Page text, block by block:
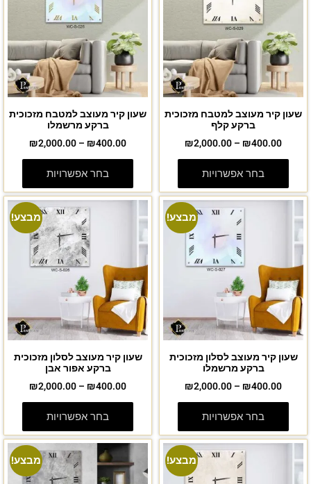
שעון קיר מעוצב למטבח מזכוכית
ברקע קלף
₪400.00
–
₪2,000.00
בחר אפשרויות
שעון קיר מעוצב למטבח מזכוכית
ברקע מרשמלו
₪400.00
–
₪2,000.00
בחר אפשרויות
מבצע!
שעון קיר מעוצב לסלון מזכוכית
ברקע מרשמלו
₪400.00
–
₪2,000.00
בחר אפשרויות
מבצע!
שעון קיר מעוצב לסלון מזכוכית
ברקע אפור אבן
₪400.00
–
₪2,000.00
בחר אפשרויות
מבצע! מבצע!